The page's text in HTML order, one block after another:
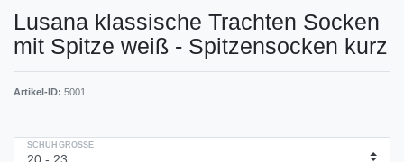
Lusana klassische Trachten Socken
mit Spitze weiß - Spitzensocken kurz
Artikel-ID: 5001
SCHUHGRÖSSE